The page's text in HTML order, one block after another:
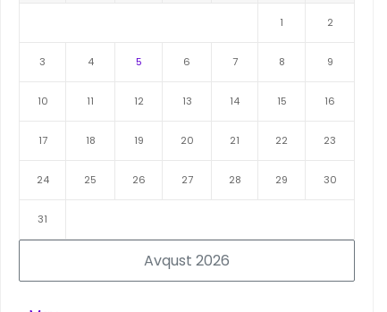
Avqust 2026
1 2
3 4 5 6 7 8 9
10 11 12 13 14 15 16
17 18 19 20 21 22 23
24 25 26 27 28 29 30
31